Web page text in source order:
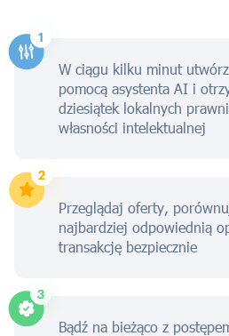
W ciągu kilku minut
pomocą asystenta AI i
dziesiątek lokalnych
własności intelektualnej
Przeglądaj oferty,
najbardziej odpowiednią
transakcję bezpiecznie
Bądź na bieżąco z